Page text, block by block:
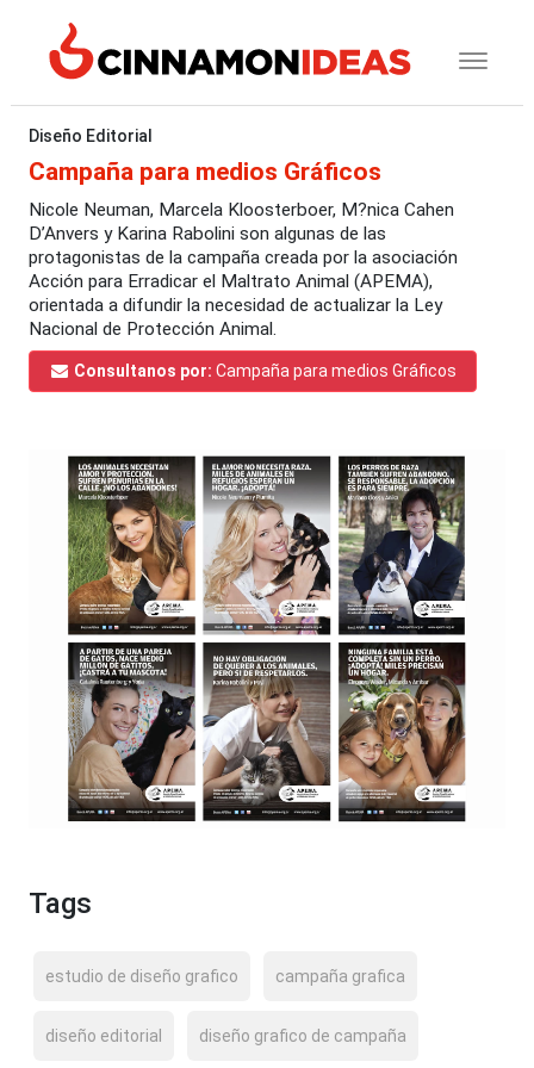
Diseño Editorial
Campaña para medios Gráficos
Nicole Neuman, Marcela Kloosterboer, M?nica Cahen
D’Anvers y Karina Rabolini son algunas de las
protagonistas de la campaña creada por la asociación
Acción para Erradicar el Maltrato Animal (APEMA),
orientada a difundir la necesidad de actualizar la Ley
Nacional de Protección Animal.
Consultanos por: Campaña para medios Gráficos
Tags
estudio de diseño grafico campaña grafica
diseño editorial diseño grafico de campaña